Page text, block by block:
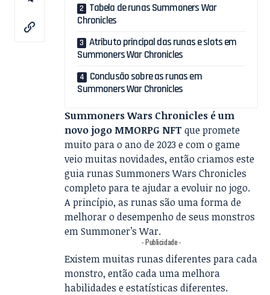
Tabela de runas Summoners War
Chronicles
Atributo principal das runas e slots em
Summoners War Chronicles
Conclusão sobre as runas em
Summoners War Chronicles
Summoners Wars Chronicles é um
novo jogo MMORPG NFT que promete
muito para o ano de 2023 e com o game
veio muitas novidades, então criamos este
guia runas Summoners Wars Chronicles
completo para te ajudar a evoluir no jogo.
A princípio, as runas são uma forma de
melhorar o desempenho de seus monstros
em Summoner’s War.
- Publicidade -
Existem muitas runas diferentes para cada
monstro, então cada uma melhora
habilidades e estatísticas diferentes.